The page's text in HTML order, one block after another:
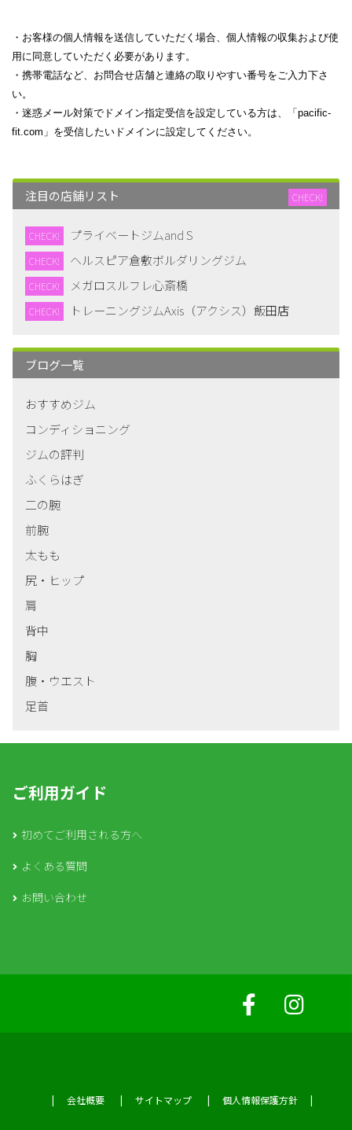
(「ハッシュ」とも呼ばれる) 文字列は、あなたが
Gravatar サービスを使用中かどうか確認するた
め同サービスに提供されることがあります。同サ
https://automattic.com/privacy/ にあります。コメ
ントが承認されると、プロフィール画像がコメン
メディア
サイトに画像をアップロードする際、位置情報
(EXIF GPS) を含む画像をアップロードするべき
ではありません。サイトの訪問者は、サイトから
画像をダウンロードして位置データを抽出するこ
とができます。
お問い合わせフォーム
サイトにコメントを残す際、お名前、メールアド
レス、サイトを Cookie に保存することにオプト
り、他のコメントを残す際に詳細情報を再入力す
る手間を省きます。この Cookie は1年間保持さ
ログインページを訪問すると、お使いのブラウザ
に一時 Cookie を設定します。この Cookie は個
人データを含んでおらず、ブラウザーを閉じると
廃棄されます。
ログインの際さらに、ログイン情報と画面表示情
表示オプション Cookie は1年間保持されます。
グイン情報は2週間維持されます。ログアウトす
Cookie がブラウザーに保存されます。この
稿の ID を示すものです。1日で有効期限が切れ
ます。
他サイトからの埋め込みコンテンツ
画、画像、投稿など) が含まれます。他サイトか
らの埋め込みコンテンツは、訪問者がそのサイト
ッキングの埋め込み、埋め込みコンテンツとのや
りとりの監視を行うことがあります。アカウント
を使ってそのサイトにログイン中の場合、埋め込
アナリティクス
・お客様の個人情報を送信していただく場合、個人情報の収集および使
用に同意していただく必要があります。
・携帯電話など、お問合せ店舗と連絡の取りやすい番号をご入力下さ
い。
・迷惑メール対策でドメイン指定受信を設定している方は、「pacific-
fit.com」を受信したいドメインに設定してください。
注目の店舗リスト CHECK!
CHECK! プライベートジムand S
CHECK! ヘルスピア倉敷ボルダリングジム
CHECK! メガロスルフレ心斎橋
CHECK! トレーニングジムAxis（アクシス）飯田店
ブログ一覧
おすすめジム
コンディショニング
ジムの評判
ふくらはぎ
二の腕
前腕
太もも
尻・ヒップ
肩
背中
胸
腹・ウエスト
足首
ご利用ガイド
初めてご利用される方へ
よくある質問
お問い合わせ
会社概要 サイトマップ 個人情報保護方針